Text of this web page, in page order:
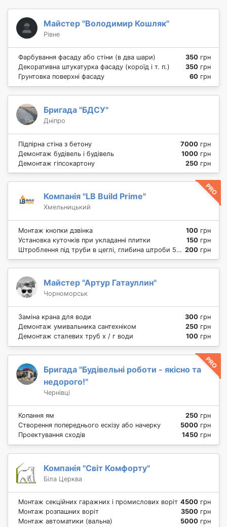
Майстер "Володимир Кошляк"
Рівне
Фарбування фасаду або стіни (в два шари) 350 грн
Декоративна штукатурка фасаду (короїд і т. п.)
350 грн
Грунтовка поверхні фасаду
60 грн
Бригада "БДСУ"
Дніпро
Підпірна стіна з бетону 7000 грн
Демонтаж будівель і будівель
1000 грн
Демонтаж гіпсокартону
250 грн
Компанія "LB Build Prime"
Хмельницький
Монтаж кнопки дзвінка 100 грн
Установка куточків при укладанні плитки
150 грн
Штроблення під труби в цеглі, глибина штроби 5 см 200 грн
Майстер "Артур Гатауллин"
Чорноморськ
Заміна крана для води 300 грн
Демонтаж умивальника сантехніком
250 грн
Демонтаж сталевих труб х / г води
100 грн
Бригада "Будівельні роботи - якісно та
недорого!"
Чернівці
Копання ям 250 грн
Створення попереднього ескізу або начерку
5000 грн
Проектування сходів
1450 грн
Компанія "Світ Комфорту"
Біла Церква
Монтаж секційних гаражних і промислових воріт 4500 грн
Монтаж розпашних воріт
3500 грн
Монтаж автоматики (вальна)
5000 грн